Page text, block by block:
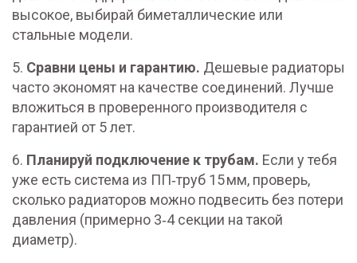
высокое, выбирай биметаллические или
стальные модели.
5. Сравни цены и гарантию. Дешевые радиаторы
часто экономят на качестве соединений. Лучше
вложиться в проверенного производителя с
гарантией от 5 лет.
6. Планируй подключение к трубам. Если у тебя
уже есть система из ПП‑труб 15 мм, проверь,
сколько радиаторов можно подвесить без потери
давления (примерно 3‑4 секции на такой
диаметр).